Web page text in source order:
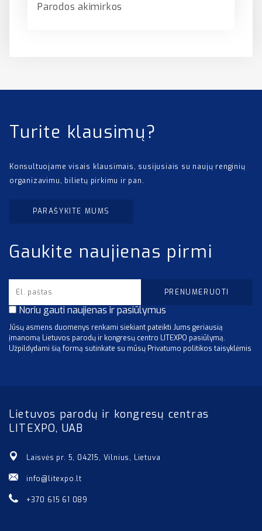
Parodos akimirkos
Turite klausimų?
Konsultuojame visais klausimais, susijusiais su naujų renginių
organizavimu, bilietų pirkimu ir pan.
PARAŠYKITE MUMS
Gaukite naujienas pirmi
Noriu gauti naujienas ir pasiūlymus
Jūsų asmens duomenys renkami siekiant pateikti Jums geriausią
įmanomą Lietuvos parodų ir kongresų centro LITEXPO pasiūlymą.
Užpildydami šią formą sutinkate su mūsų Privatumo politikos taisyklėmis
Lietuvos parodų ir kongresų centras
LITEXPO, UAB
Laisvės pr. 5, 04215, Vilnius, Lietuva
info@litexpo.lt
+370 615 61 089